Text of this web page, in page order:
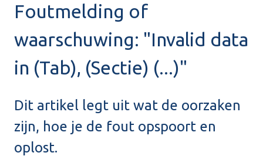
Foutmelding of
waarschuwing: "Invalid data
in (Tab), (Sectie) (...)"
Dit artikel legt uit wat de oorzaken
zijn, hoe je de fout opspoort en
oplost.